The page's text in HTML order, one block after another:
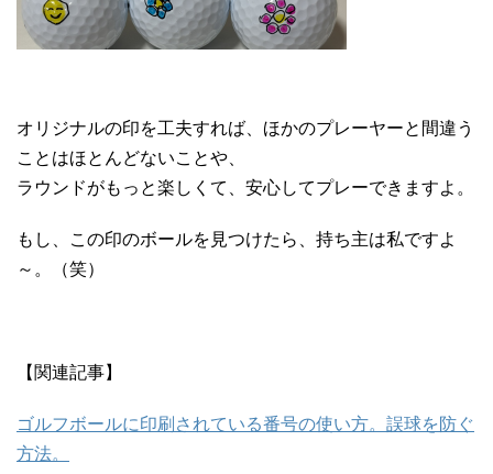
オリジナルの印を工夫すれば、ほかのプレーヤーと間違う
ことはほとんどないことや、
ラウンドがもっと楽しくて、安心してプレーできますよ。
もし、この印のボールを見つけたら、持ち主は私ですよ
～。（笑）
【関連記事】
ゴルフボールに印刷されている番号の使い方。誤球を防ぐ
方法。